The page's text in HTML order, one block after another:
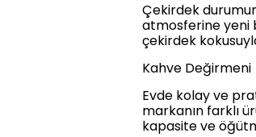
Çekirdek
atmosferine yeni
çekirdek
Kahve Değirmeni
Evde kolay ve
markanın farklı
kapasite ve